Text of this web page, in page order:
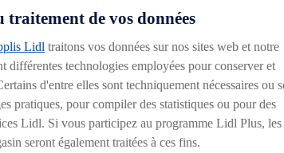
label
produits selon les règles européennes de
les plus strictes sur le plan de
la préservation des ressources naturelles et de
www.bio-letzebuerg.lu/
de vos données
Lidl traitons vos données sur nos sites web et notre
technologies employées pour conserver et
d'entre elles sont techniquement nécessaires ou
pratiques, pour compiler des statistiques ou pour des
Lidl. Si vous participez au programme Lidl Plus, les
seront également traitées à ces fins.